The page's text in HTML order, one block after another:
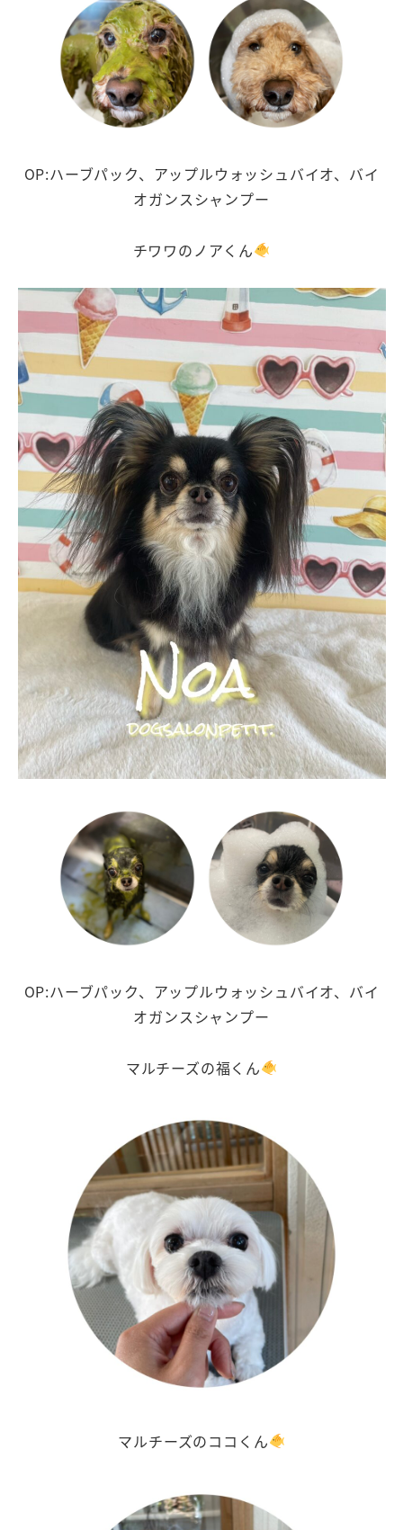
OP:ハーブパック、アップルウォッシュバイオ、バイ
オガンスシャンプー
チワワのノアくん
OP:ハーブパック、アップルウォッシュバイオ、バイ
オガンスシャンプー
マルチーズの福くん
マルチーズのココくん